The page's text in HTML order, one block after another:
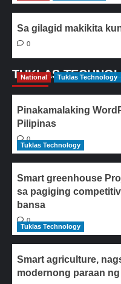
Sa gilagid makikita
0
TUKLAS
National Tuklas Technology
Pinakamalaking
Pilipinas
0
Tuklas Technology
Smart greenhouse
sa pagiging
bansa
0
Tuklas Technology
Smart agriculture,
modernong paraan